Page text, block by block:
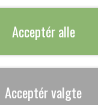
kjole her, sender jeg
så skriv endelig
+
Acceptér alle
Acceptér valgte